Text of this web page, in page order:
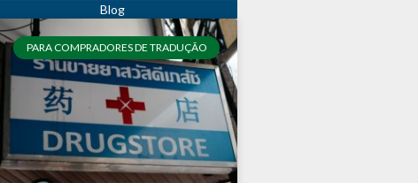
PARA COMPRADORES DE TRADUÇÃO